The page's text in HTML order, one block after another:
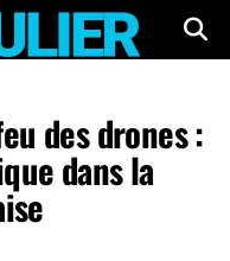
des drones :
dans la